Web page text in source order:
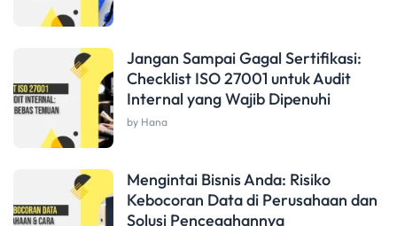
Jangan Sampai Gagal Sertifikasi:
Checklist ISO 27001 untuk Audit
Internal yang Wajib Dipenuhi
by Hana
Mengintai Bisnis Anda: Risiko
Kebocoran Data di Perusahaan dan
Solusi Pencegahannya